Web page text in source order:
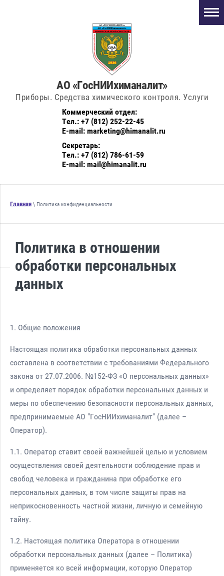
АО «ГосНИИхиманалит»
Приборы. Средства химического контроля. Услуги
Коммерческий отдел:
Тел.: +7 (812) 252-22-45
E-mail: marketing@himanalit.ru
Секретарь:
Тел.: +7 (812) 786-61-59
E-mail: mail@himanalit.ru
Главная \ Политика конфиденциальности
Политика в отношении
обработки персональных
данных
1. Общие положения
Настоящая политика обработки персональных данных
составлена в соответствии с требованиями Федерального
закона от 27.07.2006. №152-ФЗ «О персональных данных»
и определяет порядок обработки персональных данных и
меры по обеспечению безопасности персональных данных,
предпринимаемые АО "ГосНИИхиманалит" (далее –
Оператор).
1.1. Оператор ставит своей важнейшей целью и условием
осуществления своей деятельности соблюдение прав и
свобод человека и гражданина при обработке его
персональных данных, в том числе защиты прав на
неприкосновенность частной жизни, личную и семейную
тайну.
1.2. Настоящая политика Оператора в отношении
обработки персональных данных (далее – Политика)
применяется ко всей информации, которую Оператор